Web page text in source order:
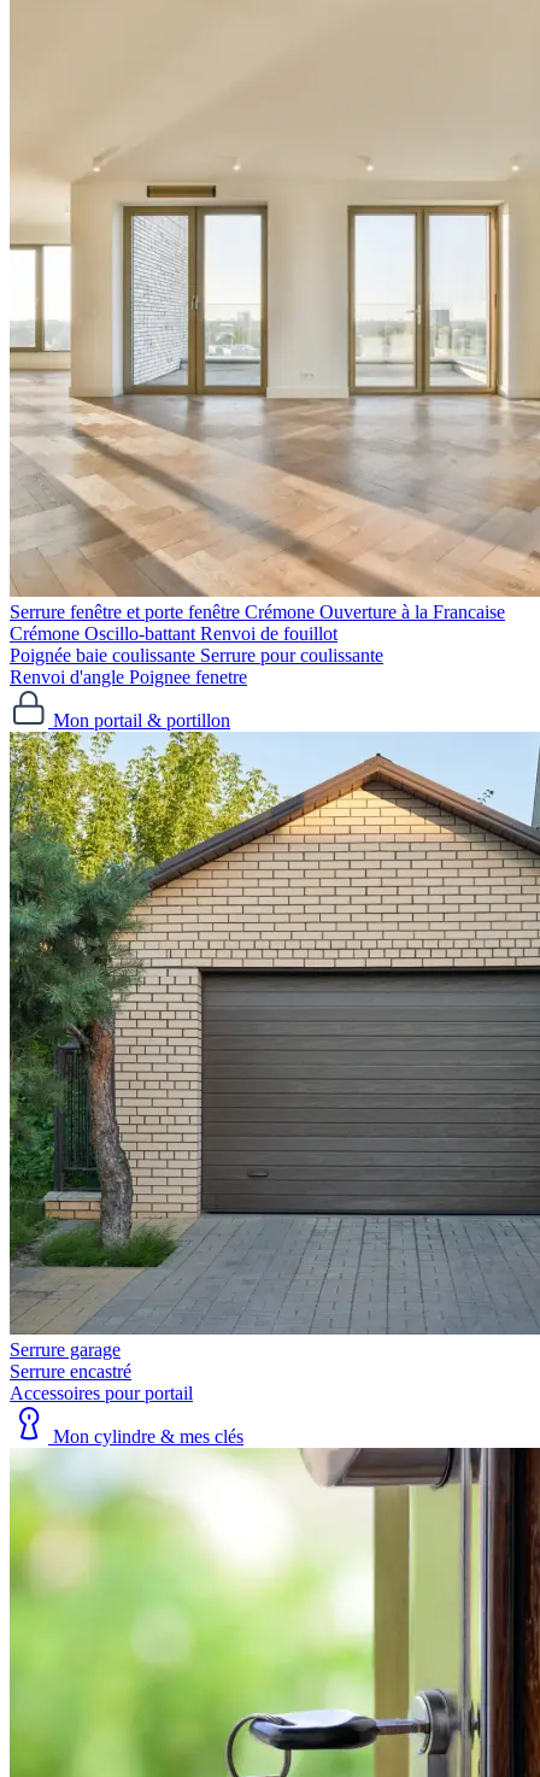
Serrure fenêtre et porte fenêtre
Crémone Ouverture à la Francaise
Crémone Oscillo-battant Renvoi de fouillot
Poignée baie coulissante Serrure pour coulissante
Renvoi d'angle Poignee fenetre
Mon portail & portillon
Serrure garage
Serrure encastré
Accessoires pour portail
Mon cylindre & mes clés